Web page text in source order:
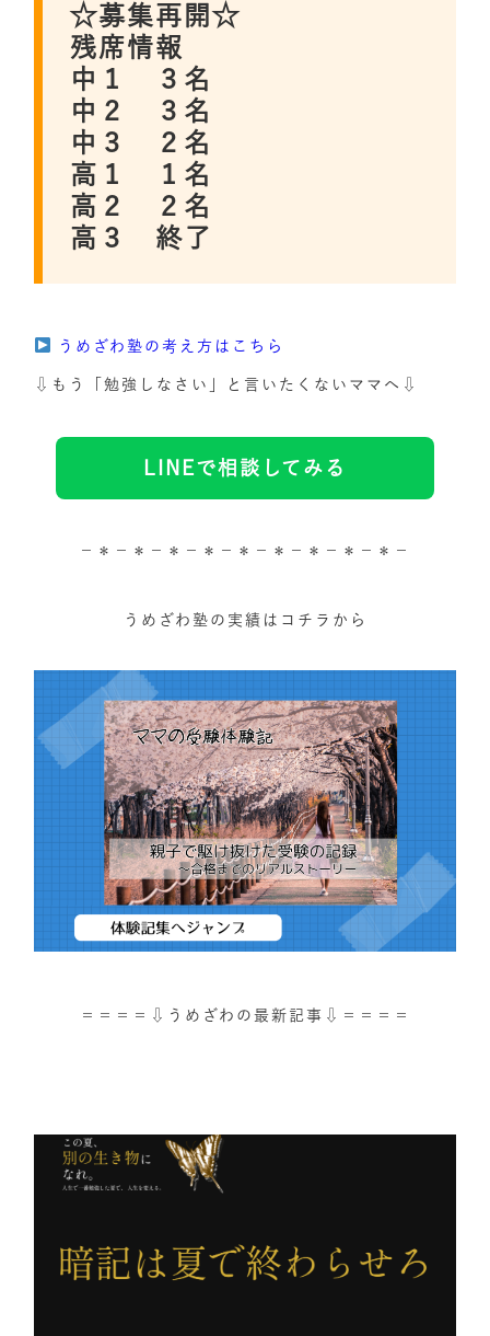
☆募集再開☆
残席情報
中１ ３名
中２ ３名
中３ ２名
高１ １名
高２ ２名
高３ 終了
うめざわ塾の考え方はこちら
⇩もう「勉強しなさい」と言いたくないママへ⇩
LINEで相談してみる
－＊－＊－＊－＊－＊－＊－＊－＊－＊－
うめざわ塾の実績はコチラから
＝＝＝＝⇩うめざわの最新記事⇩＝＝＝＝